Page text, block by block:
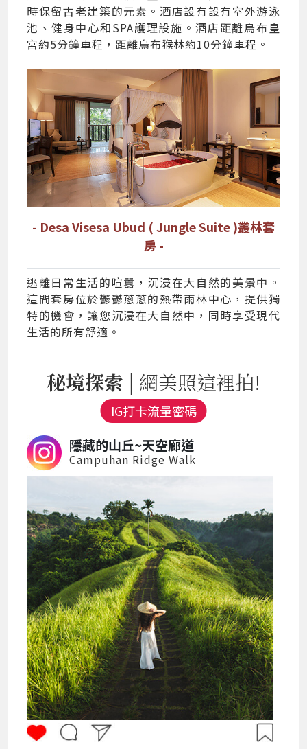
時保留古老建築的元素。酒店設有設有室外游泳
池、健身中心和SPA護理設施。酒店距離烏布皇
宮約5分鐘車程，距離烏布猴林約10分鐘車程。
- Desa Visesa Ubud ( Jungle Suite )叢林套
房 -
逃離日常生活的喧囂，沉浸在大自然的美景中。
這間套房位於鬱鬱蔥蔥的熱帶雨林中心，提供獨
特的機會，讓您沉浸在大自然中，同時享受現代
生活的所有舒適。
秘境探索 | 網美照這裡拍!
IG打卡流量密碼
隱藏的山丘~天空廊道
Campuhan Ridge Walk